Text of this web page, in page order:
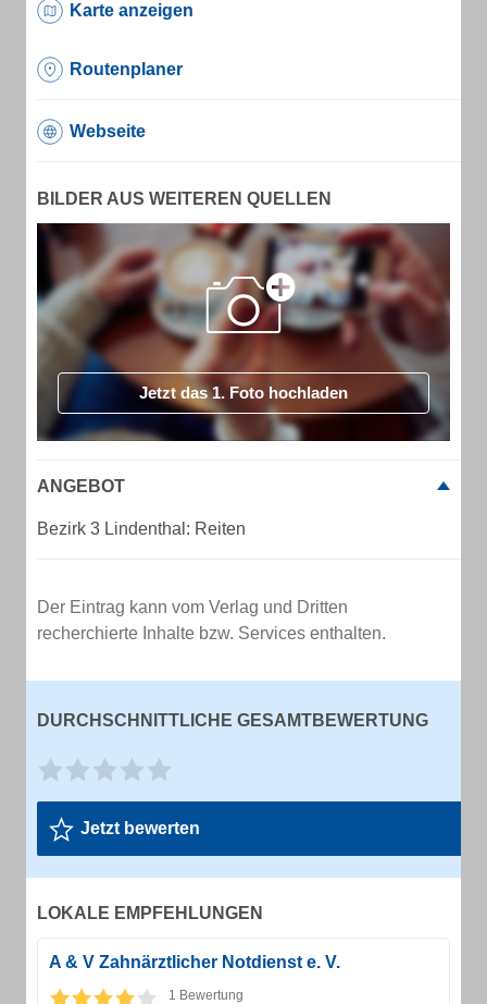
Karte anzeigen
Routenplaner
Webseite
BILDER AUS WEITEREN QUELLEN
Jetzt das 1. Foto hochladen
ANGEBOT
Bezirk 3 Lindenthal: Reiten
Der Eintrag kann vom Verlag und Dritten
recherchierte Inhalte bzw. Services enthalten.
DURCHSCHNITTLICHE GESAMTBEWERTUNG
Jetzt bewerten
LOKALE EMPFEHLUNGEN
A & V Zahnärztlicher Notdienst e. V.
1 Bewertung